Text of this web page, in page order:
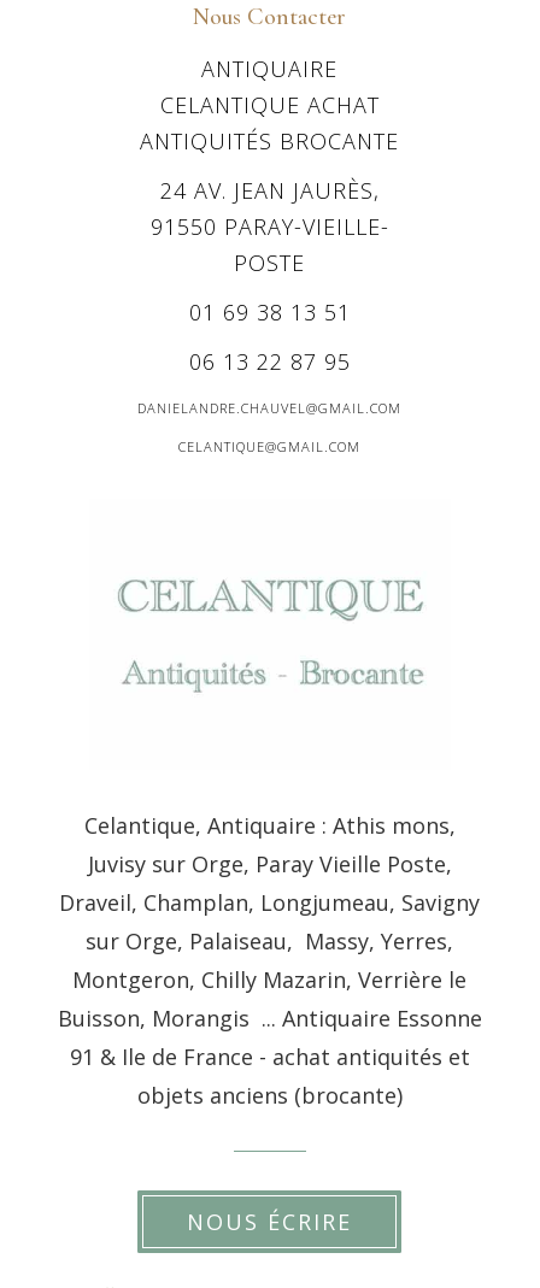
Nous Contacter
ANTIQUAIRE
CELANTIQUE ACHAT
ANTIQUITÉS BROCANTE
24 AV. JEAN JAURÈS,
91550 PARAY-VIEILLE-
POSTE
01 69 38 13 51
06 13 22 87 95
DANIELANDRE.CHAUVEL@GMAIL.COM
CELANTIQUE@GMAIL.COM
Celantique, Antiquaire : Athis mons,
Juvisy sur Orge, Paray Vieille Poste,
Draveil, Champlan, Longjumeau, Savigny
sur Orge, Palaiseau, Massy, Yerres,
Montgeron, Chilly Mazarin, Verrière le
Buisson, Morangis ... Antiquaire Essonne
91 & Ile de France - achat antiquités et
objets anciens (brocante)
NOUS ÉCRIRE